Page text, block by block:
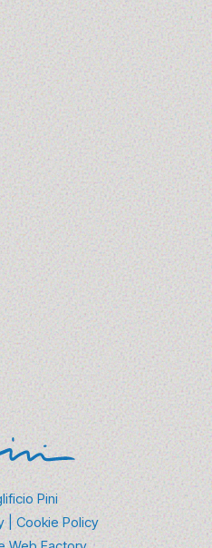
da ascoltare
glamour e
passando per David Bowie:
10 brani che
Pini
|Cookie Policy